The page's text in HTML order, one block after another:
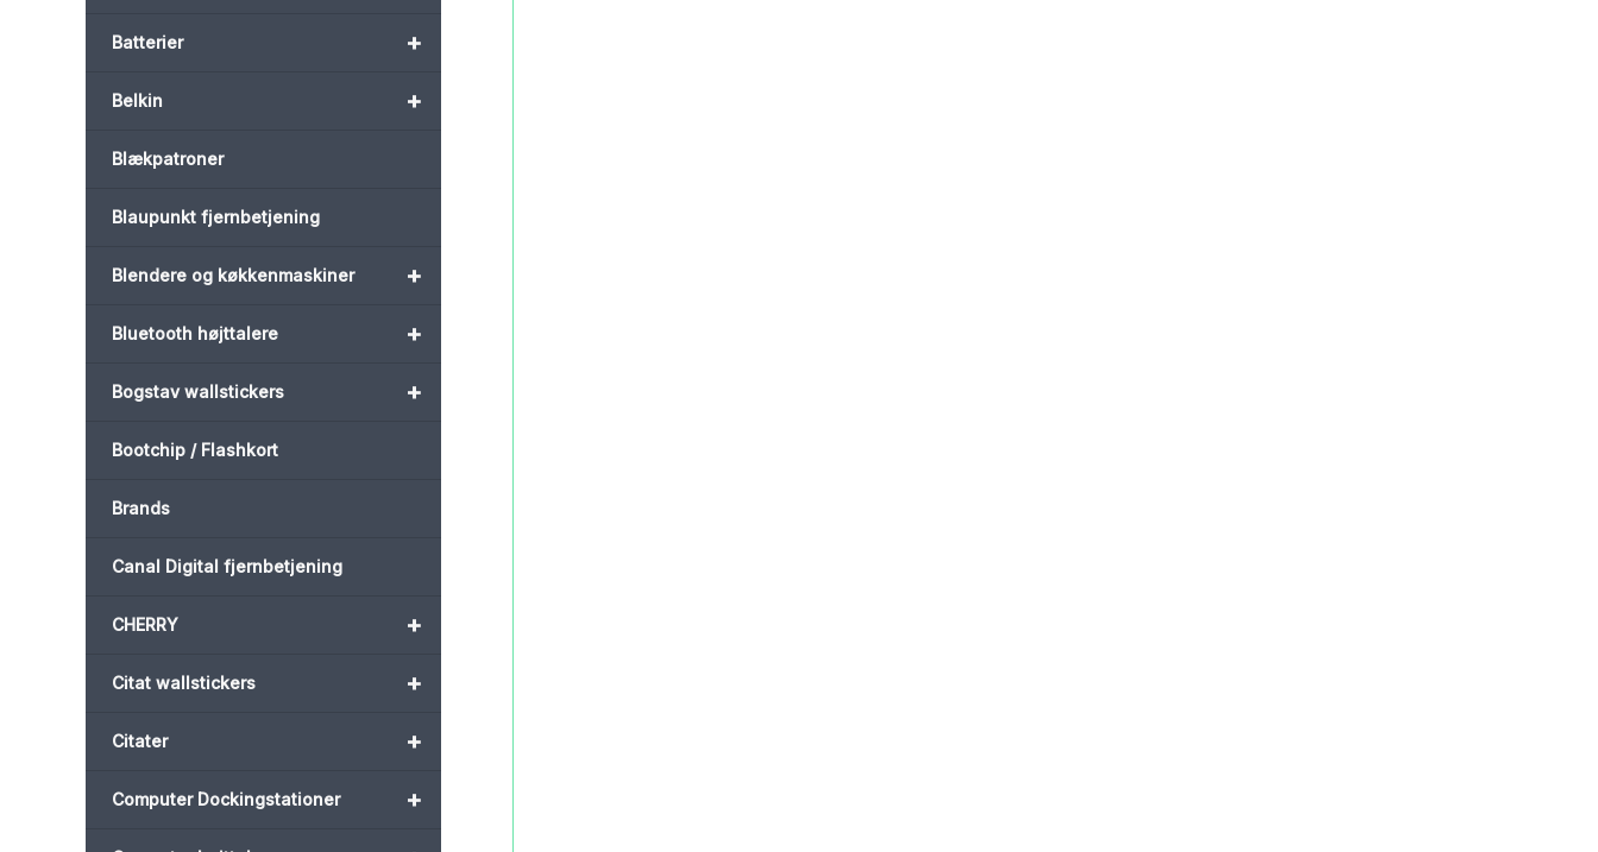
+
Batterier
+
Belkin
Blækpatroner
Blaupunkt fjernbetjening
+
Blendere og køkkenmaskiner
+
Bluetooth højttalere
+
Bogstav wallstickers
Bootchip / Flashkort
Brands
Canal Digital fjernbetjening
+
CHERRY
+
Citat wallstickers
+
Citater
+
Computer Dockingstationer